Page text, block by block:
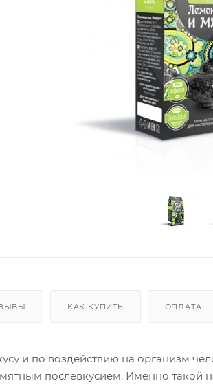
КАК КУПИТЬ ОПЛАТА
и по воздействию на организм
послевкусием. Именно такой